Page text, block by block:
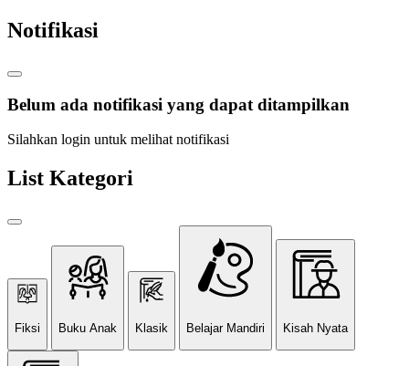
Notifikasi
Belum ada notifikasi yang dapat ditampilkan
Silahkan login untuk melihat notifikasi
List Kategori
Fiksi Buku Anak Klasik Belajar Mandiri Kisah Nyata